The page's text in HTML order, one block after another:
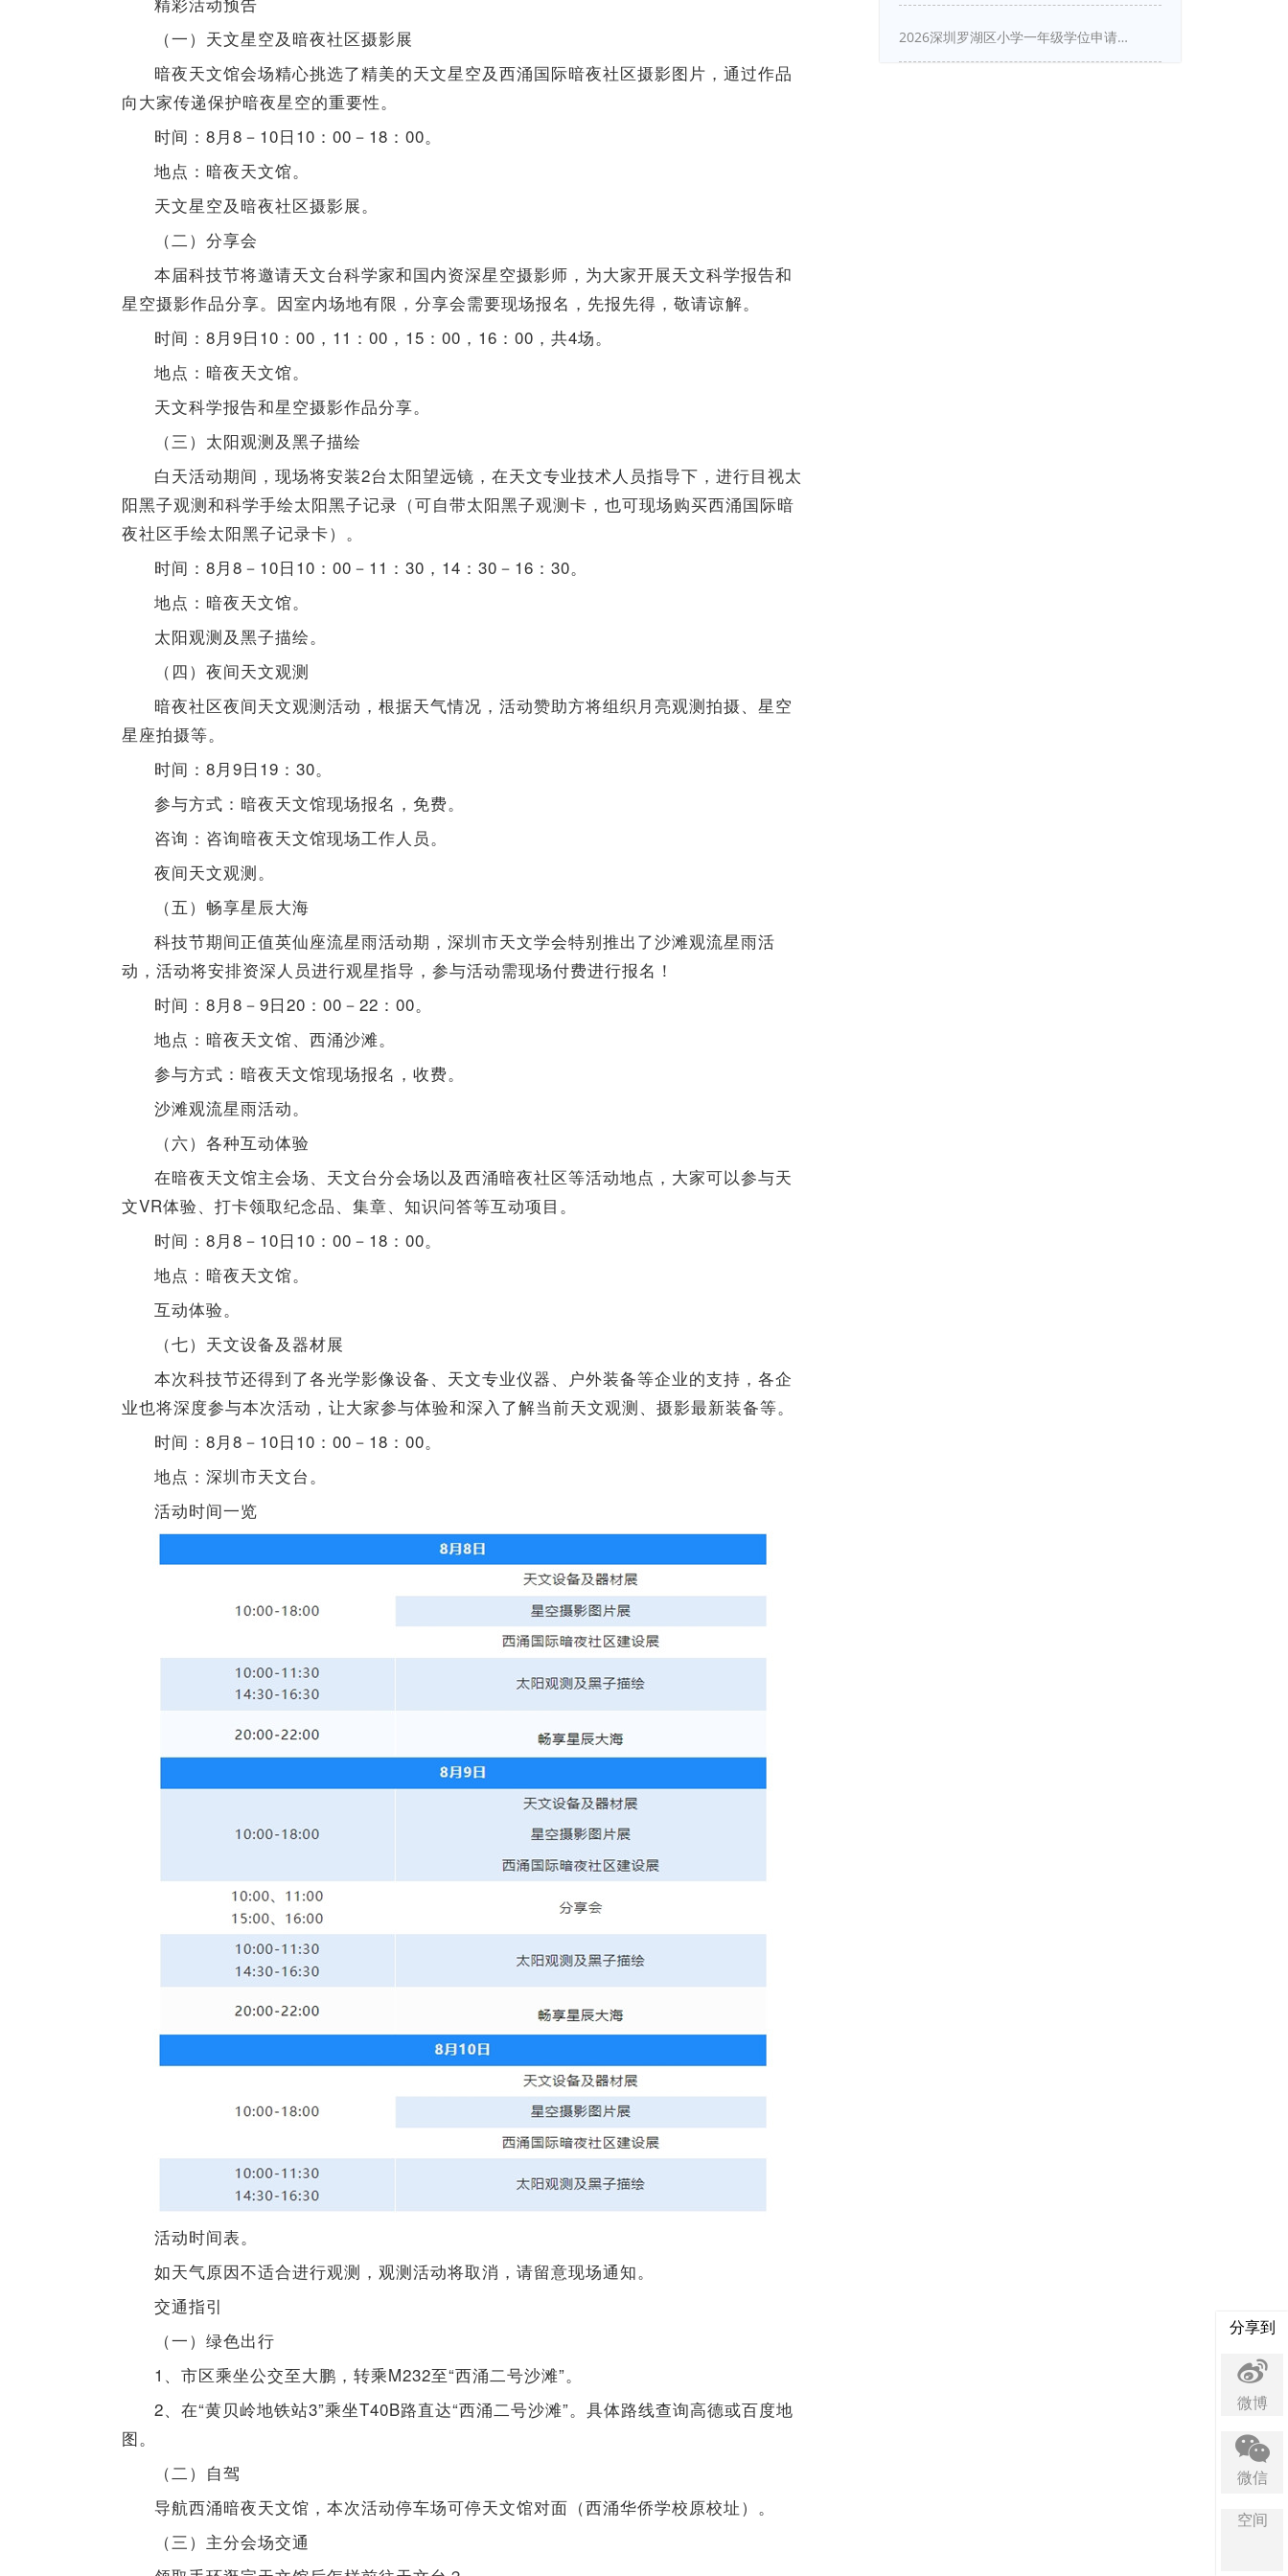
（一）天文星空及暗夜社区摄影展
暗夜天文馆会场精心挑选了精美的天文星空及西涌国际暗夜社区摄影图片，通过作品
向大家传递保护暗夜星空的重要性。
时间：8月8－10日10：00－18：00。
地点：暗夜天文馆。
天文星空及暗夜社区摄影展。
（二）分享会
本届科技节将邀请天文台科学家和国内资深星空摄影师，为大家开展天文科学报告和
星空摄影作品分享。因室内场地有限，分享会需要现场报名，先报先得，敬请谅解。
时间：8月9日10：00，11：00，15：00，16：00，共4场。
地点：暗夜天文馆。
天文科学报告和星空摄影作品分享。
（三）太阳观测及黑子描绘
白天活动期间，现场将安装2台太阳望远镜，在天文专业技术人员指导下，进行目视太
阳黑子观测和科学手绘太阳黑子记录（可自带太阳黑子观测卡，也可现场购买西涌国际暗
夜社区手绘太阳黑子记录卡）。
时间：8月8－10日10：00－11：30，14：30－16：30。
地点：暗夜天文馆。
太阳观测及黑子描绘。
（四）夜间天文观测
暗夜社区夜间天文观测活动，根据天气情况，活动赞助方将组织月亮观测拍摄、星空
星座拍摄等。
时间：8月9日19：30。
参与方式：暗夜天文馆现场报名，免费。
咨询：咨询暗夜天文馆现场工作人员。
夜间天文观测。
（五）畅享星辰大海
科技节期间正值英仙座流星雨活动期，深圳市天文学会特别推出了沙滩观流星雨活
动，活动将安排资深人员进行观星指导，参与活动需现场付费进行报名！
时间：8月8－9日20：00－22：00。
地点：暗夜天文馆、西涌沙滩。
参与方式：暗夜天文馆现场报名，收费。
沙滩观流星雨活动。
（六）各种互动体验
在暗夜天文馆主会场、天文台分会场以及西涌暗夜社区等活动地点，大家可以参与天
文VR体验、打卡领取纪念品、集章、知识问答等互动项目。
时间：8月8－10日10：00－18：00。
地点：暗夜天文馆。
互动体验。
（七）天文设备及器材展
本次科技节还得到了各光学影像设备、天文专业仪器、户外装备等企业的支持，各企
业也将深度参与本次活动，让大家参与体验和深入了解当前天文观测、摄影最新装备等。
时间：8月8－10日10：00－18：00。
地点：深圳市天文台。
活动时间一览
活动时间表。
如天气原因不适合进行观测，观测活动将取消，请留意现场通知。
交通指引
（一）绿色出行
1、市区乘坐公交至大鹏，转乘M232至“西涌二号沙滩”。
2、在“黄贝岭地铁站3”乘坐T40B路直达“西涌二号沙滩”。具体路线查询高德或百度地
图。
（二）自驾
导航西涌暗夜天文馆，本次活动停车场可停天文馆对面（西涌华侨学校原校址）。
（三）主分会场交通
分享到
微博
微信
空间
2026深圳罗湖区小学一年级学位申请指南